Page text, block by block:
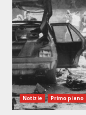
Notizie Primo piano